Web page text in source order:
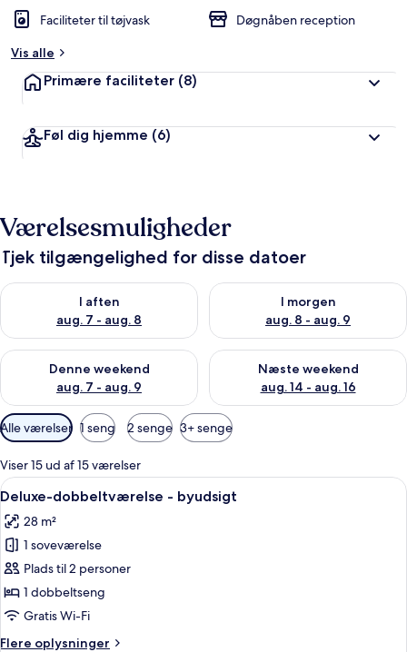
Faciliteter til tøjvask
Døgnåben reception
Vis alle
Primære faciliteter (8)
Føl dig hjemme (6)
Værelsesmuligheder
Tjek tilgængelighed for disse datoer
I aften
aug. 7 - aug. 8
Tjek tilgængelighed for i aften aug. 7 - aug. 8
I morgen
aug. 8 - aug. 9
Tjek tilgængelighed for i
Denne weekend
aug. 7 - aug. 9
Tjek tilgængelighed for denne weekend aug. 7 - aug. 9
Næste weekend
aug. 14 - aug. 16
Tjek tilgængelighed for næste
Tilgængelige
filtre
for
værelser
Alle værelser 1 seng 2 senge 3+ senge
Viser 15 ud af 15 værelser
Indlæs
alle
billeder
af
Deluxe-
dobbeltværelse
-
Et moderne hotelværelse med en
6
Deluxe-dobbeltværelse - byudsigt
28 m²
1 soveværelse
Plads til 2 personer
1 dobbeltseng
Gratis Wi-Fi
Flere oplysninger
Flere